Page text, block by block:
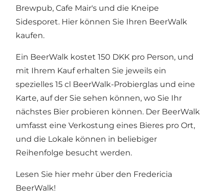
Brewpub, Cafe Mair's und die Kneipe
Sidesporet. Hier können Sie Ihren BeerWalk
kaufen.
Ein BeerWalk kostet 150 DKK pro Person, und
mit Ihrem Kauf erhalten Sie jeweils ein
spezielles 15 cl BeerWalk-Probierglas und eine
Karte, auf der Sie sehen können, wo Sie Ihr
nächstes Bier probieren können. Der BeerWalk
umfasst eine Verkostung eines Bieres pro Ort,
und die Lokale können in beliebiger
Reihenfolge besucht werden.
Lesen Sie hier mehr über den Fredericia
BeerWalk!